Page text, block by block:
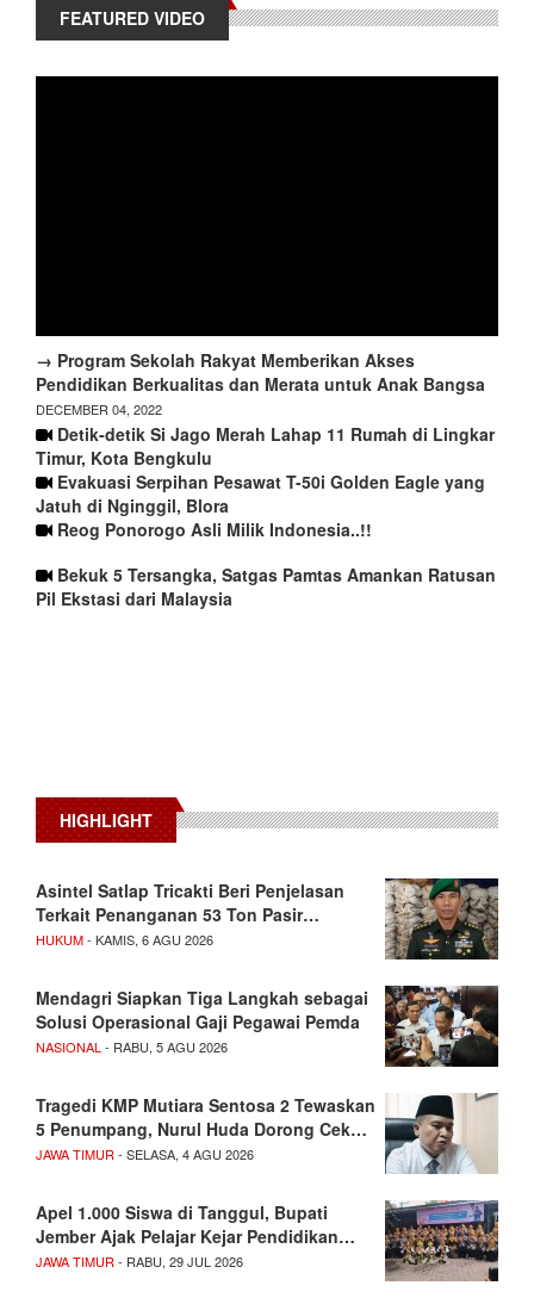
FEATURED VIDEO
→ Program Sekolah Rakyat Memberikan Akses
Pendidikan Berkualitas dan Merata untuk Anak Bangsa
DECEMBER 04, 2022
Detik-detik Si Jago Merah Lahap 11 Rumah di Lingkar
Timur, Kota Bengkulu
Evakuasi Serpihan Pesawat T-50i Golden Eagle yang
Jatuh di Nginggil, Blora
Reog Ponorogo Asli Milik Indonesia..!!
Bekuk 5 Tersangka, Satgas Pamtas Amankan Ratusan
Pil Ekstasi dari Malaysia
HIGHLIGHT
Asintel Satlap Tricakti Beri Penjelasan
Terkait Penanganan 53 Ton Pasir…
HUKUM- KAMIS, 6 AGU 2026
Mendagri Siapkan Tiga Langkah sebagai
Solusi Operasional Gaji Pegawai Pemda
NASIONAL - RABU, 5 AGU 2026
Tragedi KMP Mutiara Sentosa 2 Tewaskan
5 Penumpang, Nurul Huda Dorong Cek…
JAWA TIMUR - SELASA, 4 AGU 2026
Apel 1.000 Siswa di Tanggul, Bupati
Jember Ajak Pelajar Kejar Pendidikan…
JAWA TIMUR - RABU, 29 JUL 2026